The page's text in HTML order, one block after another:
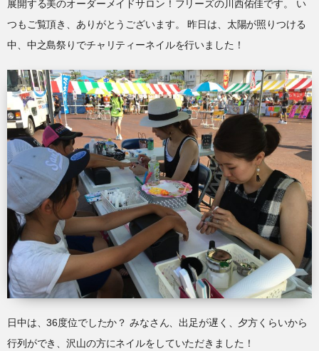
展開する美のオーダーメイドサロン！フリーズの川西佑佳です。 い
つもご覧頂き、ありがとうございます。 昨日は、太陽が照りつける
中、中之島祭りでチャリティーネイルを行いました！
日中は、36度位でしたか？ みなさん、出足が遅く、夕方くらいから
行列ができ、沢山の方にネイルをしていただきました！